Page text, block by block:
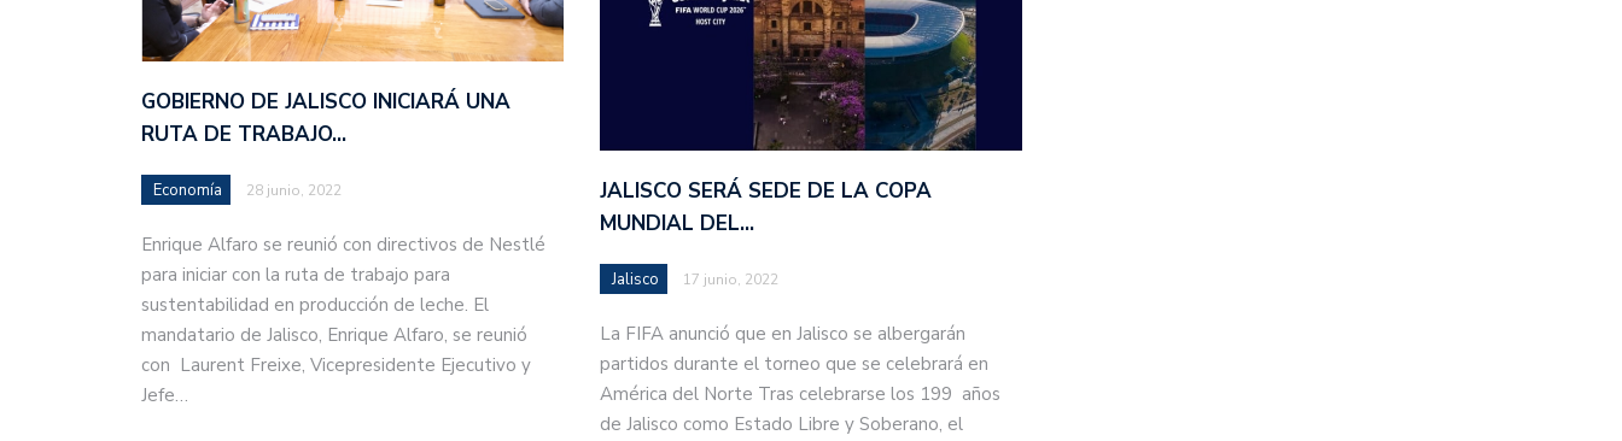
GOBIERNO DE JALISCO INICIARÁ UNA
RUTA DE TRABAJO…
Economía 28 junio, 2022
Enrique Alfaro se reunió con directivos de Nestlé
para iniciar con la ruta de trabajo para
sustentabilidad en producción de leche. El
mandatario de Jalisco, Enrique Alfaro, se reunió
con Laurent Freixe, Vicepresidente Ejecutivo y
Jefe…
JALISCO SERÁ SEDE DE LA COPA
MUNDIAL DEL…
Jalisco 17 junio, 2022
La FIFA anunció que en Jalisco se albergarán
partidos durante el torneo que se celebrará en
América del Norte Tras celebrarse los 199 años
de Jalisco como Estado Libre y Soberano, el